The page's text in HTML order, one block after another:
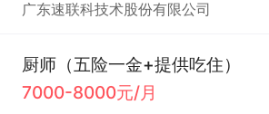
广东速联科技术股份有限公司
厨师（五险一金+提供吃住）
7000-8000元/月